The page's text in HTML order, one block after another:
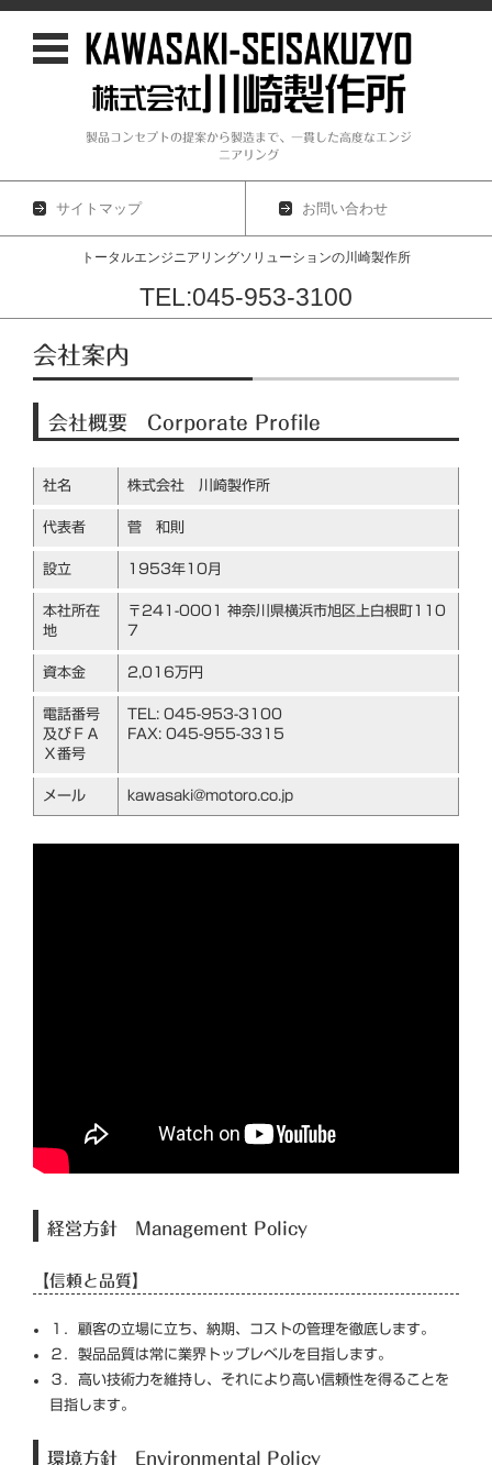
製品コンセプトの提案から製造まで、一貫した高度なエンジ
ニアリング
サイトマップ お問い合わせ
トータルエンジニアリングソリューションの川崎製作所
TEL:045-953-3100
コンテンツに移動
会社案内
会社概要 Corporate Profile
社名 株式会社 川崎製作所
代表者 菅 和則
設立 1953年10月
本社所在
地
〒241-0001 神奈川県横浜市旭区上白根町110
7
資本金 2,016万円
電話番号
及びＦＡ
Ｘ番号
TEL: 045-953-3100
FAX: 045-955-3315
メール kawasaki@motoro.co.jp
経営方針 Management Policy
【信頼と品質】
１．顧客の立場に立ち、納期、コストの管理を徹底します。
２．製品品質は常に業界トップレベルを目指します。
３．高い技術力を維持し、それにより高い信頼性を得ることを
目指します。
環境方針 Environmental Policy